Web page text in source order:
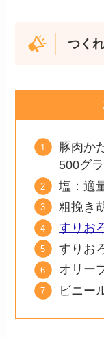
つく
豚肉か
500グ
塩：適
粗挽き
すりお
すりお
オリー
ビニー